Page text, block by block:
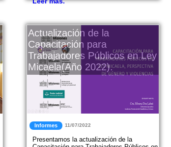
Actualización de la
Capacitación para
Trabajadores Públicos en Ley
Micaela(Año 2022).
Informes 11/07/2022
Presentamos la actualización de la